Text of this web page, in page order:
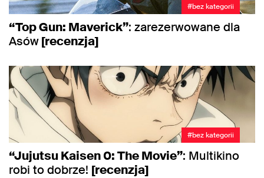
#bez kategorii
“Top Gun: Maverick”: zarezerwowane dla
Asów[recenzja]
#bez kategorii
“Jujutsu Kaisen 0: The Movie”: Multikino
robi to dobrze! [recenzja]